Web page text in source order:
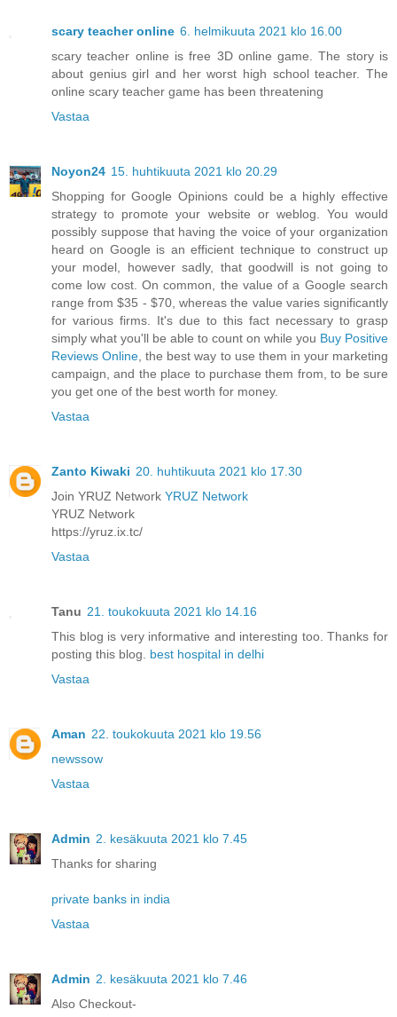
scary teacher online 6. helmikuuta 2021 klo 16.00
scary teacher online is free 3D online game. The story is
about genius girl and her worst high school teacher. The
online scary teacher game has been threatening
Vastaa
Noyon24 15. huhtikuuta 2021 klo 20.29
Shopping for Google Opinions could be a highly effective
strategy to promote your website or weblog. You would
possibly suppose that having the voice of your organization
heard on Google is an efficient technique to construct up
your model, however sadly, that goodwill is not going to
come low cost. On common, the value of a Google search
range from $35 - $70, whereas the value varies significantly
for various firms. It's due to this fact necessary to grasp
simply what you'll be able to count on while you Buy Positive
Reviews Online , the best way to use them in your marketing
campaign, and the place to purchase them from, to be sure
you get one of the best worth for money.
Vastaa
Zanto Kiwaki 20. huhtikuuta 2021 klo 17.30
Join YRUZ Network YRUZ Network
YRUZ Network
https://yruz.ix.tc/
Vastaa
Tanu 21. toukokuuta 2021 klo 14.16
This blog is very informative and interesting too. Thanks for
posting this blog. best hospital in delhi
Vastaa
Aman 22. toukokuuta 2021 klo 19.56
newssow
Vastaa
Admin 2. kesäkuuta 2021 klo 7.45
Thanks for sharing
private banks in india
Vastaa
Admin 2. kesäkuuta 2021 klo 7.46
Also Checkout-